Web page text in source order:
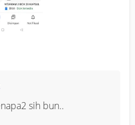
sih bun..